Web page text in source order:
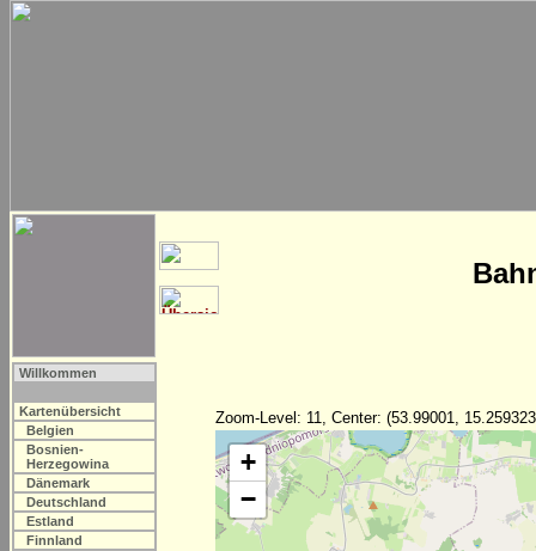
Willkommen
Kartenübersicht
Belgien
Bosnien-
Herzegowina
Dänemark
Deutschland
Estland
Finnland
Zoom-Level: 11, Center: (53.99001,
+
−